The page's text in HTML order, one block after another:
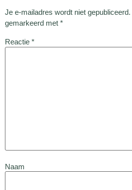
Je e-mailadres wordt niet gepubliceerd.
gemarkeerd met *
Reactie *
Naam